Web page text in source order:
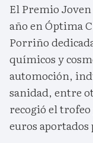
El Premio
año en Óptima
Porriño
químicos y
automoción,
sanidad, entre
recogió el
euros aportados